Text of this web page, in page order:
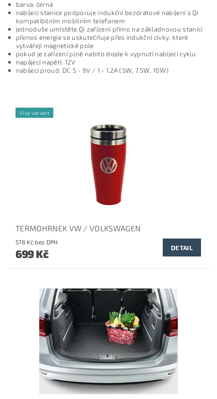
barva: černá
nabíjecí stanice podporuje indukční bezdrátové nabíjení s Qi
kompatibilním mobilním telefonem
jednoduše umístěte Qi zařízení přímo na základnovou stanici
přenos energie se uskutečňuje přes indukční cívky, které
vytvářejí magnetické pole
pokud je zařízení plně nabito dojde k vypnutí nabíjecí cyklu
napájecí napětí: 12V
nabíjecí proud: DC 5 - 9V / 1 - 1.2A (5W, 7.5W, 10W)
Více variant
TERMOHRNEK VW / VOLKSWAGEN
578 Kč bez DPH
699 Kč DETAIL